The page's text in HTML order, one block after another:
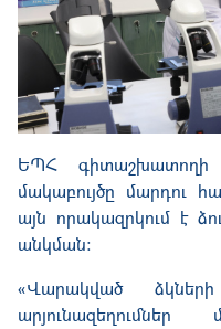
ԵՊՀ գիտաշխատողի
մակաբույծը մարդու
այն որակազրկում է
անկման։
«Վարակված